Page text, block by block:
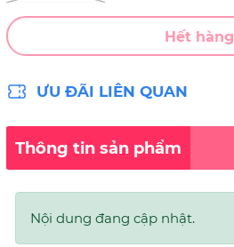
Hết hàng
ƯU ĐÃI LIÊN QUAN
Thông tin sản phẩm
Nội dung đang cập nhật.